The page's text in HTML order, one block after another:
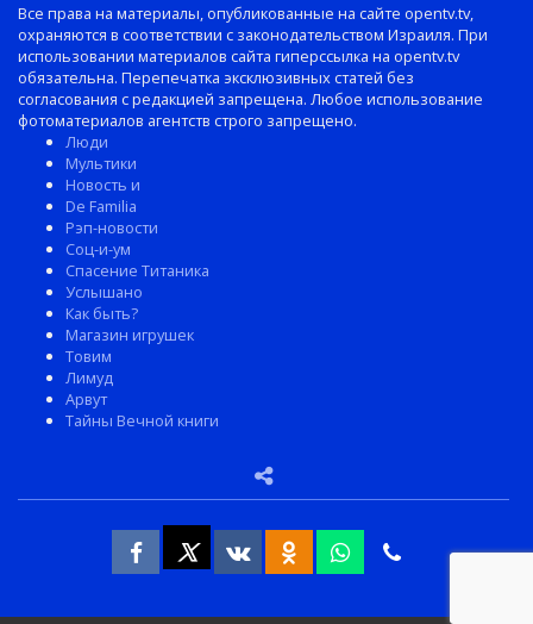
Все права на материалы, опубликованные на сайте opentv.tv,
охраняются в соответствии с законодательством Израиля. При
использовании материалов сайта гиперссылка на opentv.tv
обязательна. Перепечатка эксклюзивных статей без
согласования с редакцией запрещена. Любое использование
фотоматериалов агентств строго запрещено.
Люди
Мультики
Новость и
De Familia
Рэп-новости
Соц-и-ум
Спасение Титаника
Услышано
Как быть?
Магазин игрушек
Товим
Лимуд
Арвут
Тайны Вечной книги